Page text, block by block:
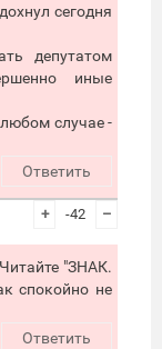
сегодня
депутатом
иные
случае -
Ответить
+ -42 –
"ЗНАК.
спокойно не
Ответить